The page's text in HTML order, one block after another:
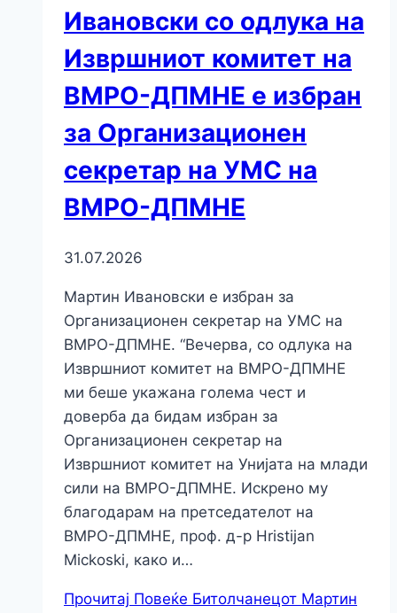
Ивановски со одлука на
Извршниот комитет на
ВМРО-ДПМНЕ е избран
за Организационен
секретар на УМС на
ВМРО-ДПМНЕ
31.07.2026
Мартин Ивановски е избран за
Организационен секретар на УМС на
ВМРО-ДПМНЕ. “Вечерва, со одлука на
Извршниот комитет на ВМРО-ДПМНЕ
ми беше укажана голема чест и
доверба да бидам избран за
Организационен секретар на
Извршниот комитет на Унијата на млади
сили на ВМРО-ДПМНЕ. Искрено му
благодарам на претседателот на
ВМРО-ДПМНЕ, проф. д-р Hristijan
Mickoski, како и…
Прочитај Повеќе Битолчанецот Мартин